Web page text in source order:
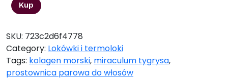
Kup
SKU: 723c2d6f4778
Category: Lokówki i termoloki
Tags: kolagen morski, miraculum tygrysa,
prostownica parowa do włosów